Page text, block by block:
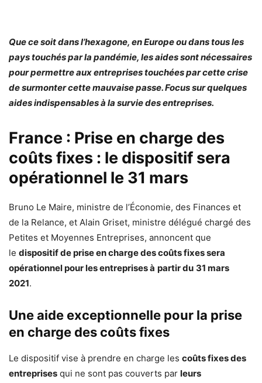
Que ce soit dans l’hexagone, en Europe ou dans tous les
pays touchés par la pandémie, les aides sont nécessaires
pour permettre aux entreprises touchées par cette crise
de surmonter cette mauvaise passe. Focus sur quelques
aides indispensables à la survie des entreprises.
France : Prise en charge des
coûts fixes : le dispositif sera
opérationnel le 31 mars
Bruno Le Maire, ministre de l’Économie, des Finances et
de la Relance, et Alain Griset, ministre délégué chargé des
Petites et Moyennes Entreprises, annoncent que
le dispositif de prise en charge des coûts fixes sera
opérationnel pour les entreprises à partir du 31 mars
2021.
Une aide exceptionnelle pour la prise
en charge des coûts fixes
Le dispositif vise à prendre en charge les coûts fixes des
entreprises qui ne sont pas couverts par leurs